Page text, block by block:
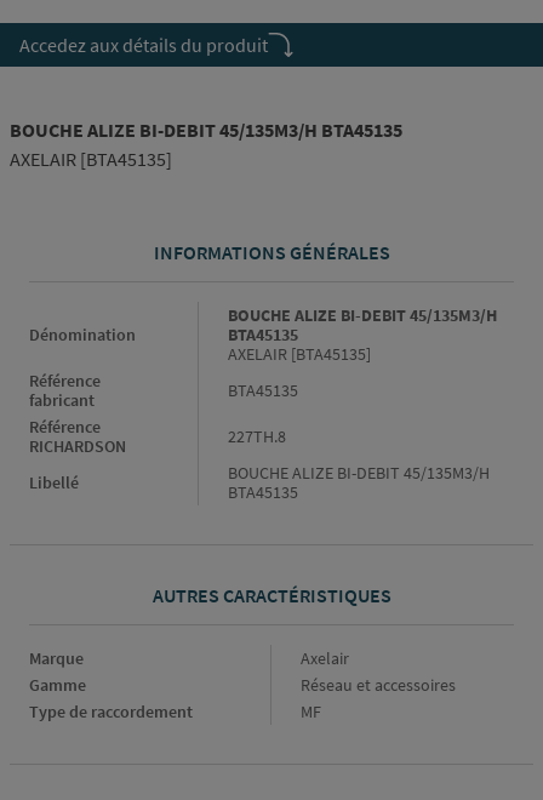
Accedez aux détails du produit
BOUCHE ALIZE BI-DEBIT 45/135M3/H BTA45135
AXELAIR [BTA45135]
INFORMATIONS GÉNÉRALES
Dénomination
BOUCHE ALIZE BI-DEBIT 45/135M3/H
BTA45135
AXELAIR [BTA45135]
Référence
fabricant
BTA45135
Référence
RICHARDSON
227TH.8
Libellé
BOUCHE ALIZE BI-DEBIT 45/135M3/H
BTA45135
AUTRES CARACTÉRISTIQUES
Marque Marque
Axelair
Gamme
Gamme
Réseau et accessoires
Type de raccordement
Type
MF